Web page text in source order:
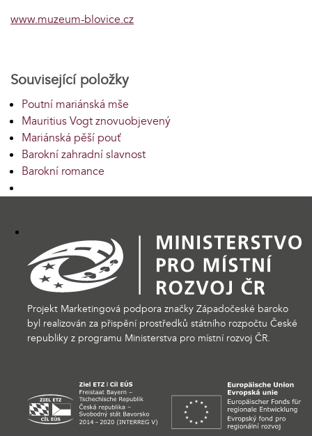
www.muzeum-blovice.cz
Související položky
Poutní mariánská mše
Mauritius Vogt znovuobjevený
Mariánská pěší pouť
Barokní zahradní slavnost
Barokní romance
Projekt Marketingová podpora značky Západočeské baroko
byl realizován za přispění prostředků státního rozpočtu České
republiky z programu Ministerstva pro místní rozvoj ČR.